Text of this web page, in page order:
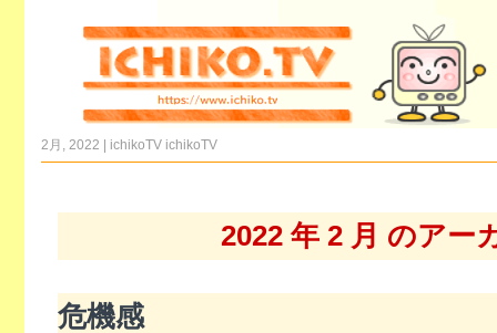
2月, 2022 | ichikoTV ichikoTV
2022 年 2 月 のアー
危機感